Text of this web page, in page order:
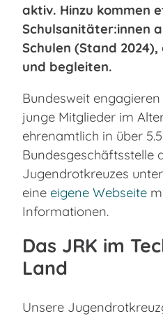
aktiv. Hinzu kommen
Schulsanitäter:innen
Schulen (Stand
und begleiten.
Bundesweit engagieren
junge Mitglieder im
ehrenamtlich in über
Bundesgeschäftsstelle
Jugendrotkreuzes
eine eigene Webseite
Informationen.
Das JRK im
Land
Unsere